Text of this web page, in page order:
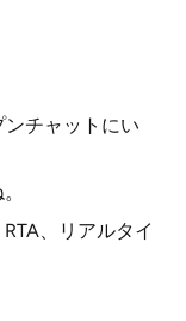
チャットにい
、リアルタイ